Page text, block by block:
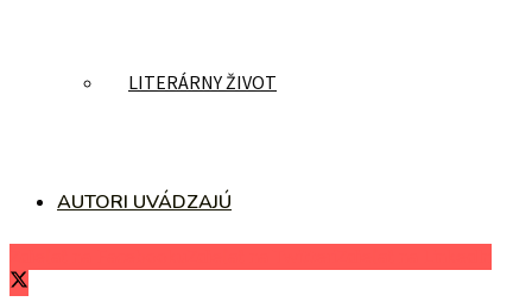
LITERÁRNY ŽIVOT
AUTORI UVÁDZAJÚ